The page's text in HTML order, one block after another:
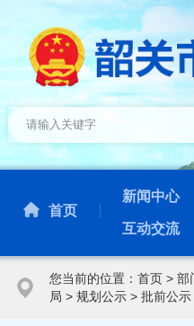
首页
新闻中心
互动交流
您当前的位置： 首页> 部
局 > 规划公示> 批前公示